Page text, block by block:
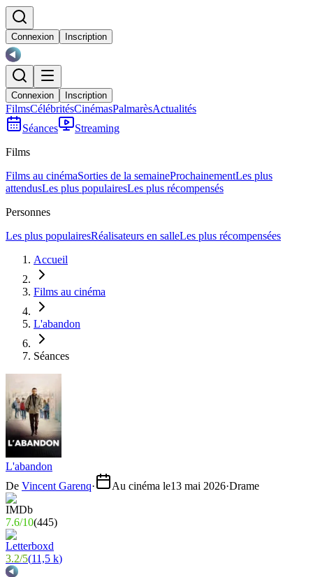
Connexion Inscription
Connexion Inscription
FilmsCélébritésCinémasPalmarèsActualités
Séances
Streaming
Films
Films au cinémaSorties de la semaineProchainementLes plus
attendusLes plus populairesLes plus récompensés
Personnes
Les plus populairesRéalisateurs en salleLes plus récompensées
Accueil
Films au cinéma
L'abandon
Séances
L'abandon
De Vincent Garenq· Au cinéma le13 mai 2026·Drame
7.6/10(445)
3.2/5(11,5 k)